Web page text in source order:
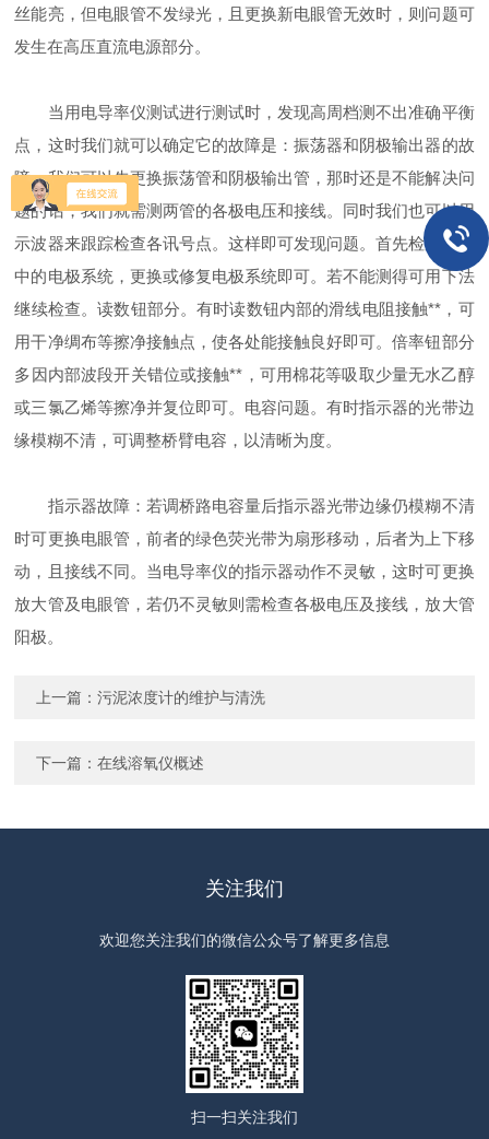
丝能亮，但电眼管不发绿光，且更换新电眼管无效时，则问题可
发生在高压直流电源部分。
当用电导率仪测试进行测试时，发现高周档测不出准确平衡
点，这时我们就可以确定它的故障是：振荡器和阴极输出器的故
障，我们可以先更换振荡管和阴极输出管，那时还是不能解决问
题的话，我们就需测两管的各极电压和接线。同时我们也可以用
示波器来跟踪检查各讯号点。这样即可发现问题。首先检查桥路
中的电极系统，更换或修复电极系统即可。若不能测得可用下法
继续检查。读数钮部分。有时读数钮内部的滑线电阻接触**，可
用干净绸布等擦净接触点，使各处能接触良好即可。倍率钮部分
多因内部波段开关错位或接触**，可用棉花等吸取少量无水乙醇
或三氯乙烯等擦净并复位即可。电容问题。有时指示器的光带边
缘模糊不清，可调整桥臂电容，以清晰为度。
指示器故障：若调桥路电容量后指示器光带边缘仍模糊不清
时可更换电眼管，前者的绿色荧光带为扇形移动，后者为上下移
动，且接线不同。当电导率仪的指示器动作不灵敏，这时可更换
放大管及电眼管，若仍不灵敏则需检查各极电压及接线，放大管
阳极。
上一篇：污泥浓度计的维护与清洗
下一篇：在线溶氧仪概述
关注我们
欢迎您关注我们的微信公众号了解更多信息
扫一扫关注我们